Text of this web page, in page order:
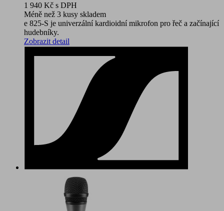
1 940 Kč s DPH
Méně než 3 kusy skladem
e 825-S je univerzální kardioidní mikrofon pro řeč a začínající
hudebníky.
Zobrazit detail